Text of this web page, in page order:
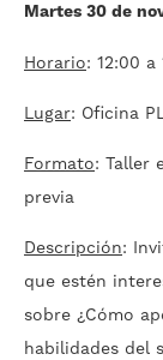
Martes 30 de
Horario: 12:00 a
Lugar: Oficina
Formato: Taller
previa
Descripción:
que estén
sobre ¿Cómo
habilidades del